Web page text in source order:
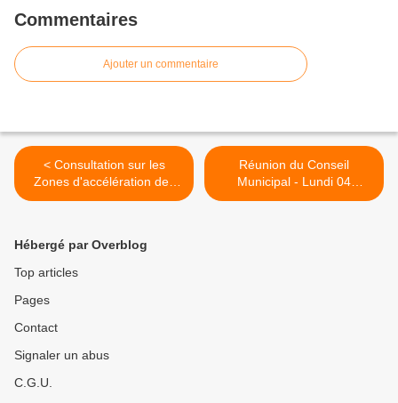
Commentaires
Ajouter un commentaire
< Consultation sur les
Zones d'accélération des
énergies renouvelables
Réunion du Conseil
Municipal - Lundi 04
décembre 2023 >
Hébergé par Overblog
Top articles
Pages
Contact
Signaler un abus
C.G.U.